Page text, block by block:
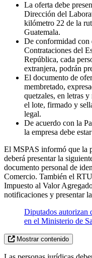
La oferta debe
Dirección del
kilómetro 22 de la
Guatemala.
De conformidad
Contrataciones del
República, cada
extranjera, podrán
El documento de
membretado,
quetzales, en letras
el lote, firmado y
legal.
De acuerdo con la
la empresa debe
El MSPAS informó que la
deberá presentar la
documento personal de
Comercio. También el
Impuesto al Valor
notificaciones y presentar
Diputados autorizan
en el Ministerio de
Mostrar contenido